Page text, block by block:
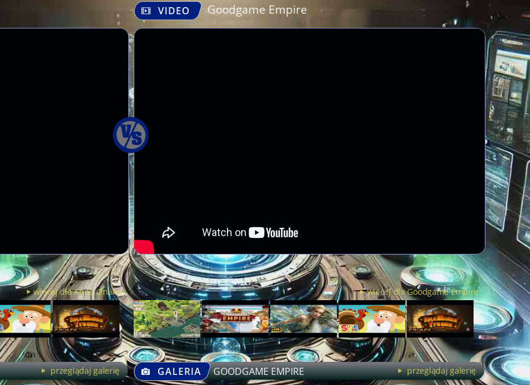
więcej dla Anno Online
VIDEO Goodgame Empire
więcej dla Goodgame Empire
przeglądaj galerię GALERIA GOODGAME EMPIRE przeglądaj galerię